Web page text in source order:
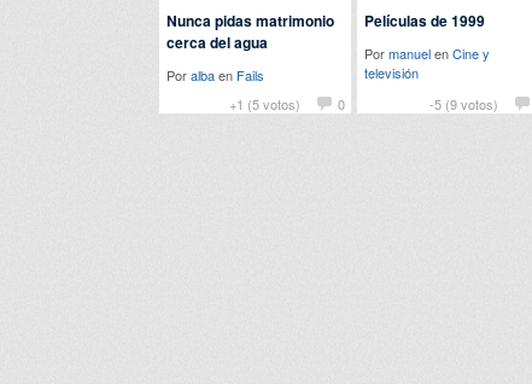
+1 (5 votos) 0
Nunca pidas matrimonio
cerca del agua
Poralbaen Fails
-5 (9 votos)
Películas de 1999
PormanuelenCine y
televisión